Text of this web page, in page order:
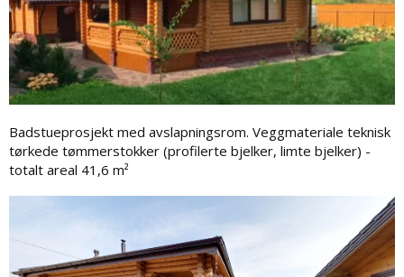
Badstueprosjekt med avslapningsrom. Veggmateriale teknisk
tørkede tømmerstokker (profilerte bjelker, limte bjelker) -
totalt areal 41,6 m²